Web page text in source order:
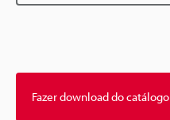
Fazer download do catálogo